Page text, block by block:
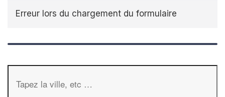
Erreur lors du chargement du formulaire